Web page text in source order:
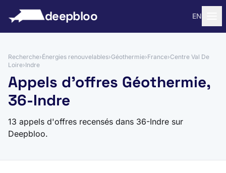
deepbloo EN
Recherche›Énergies renouvelables›Géothermie›France›Centre Val De
Loire›Indre
Appels d'offres Géothermie,
36-Indre
13 appels d'offres recensés dans 36-Indre sur
Deepbloo.